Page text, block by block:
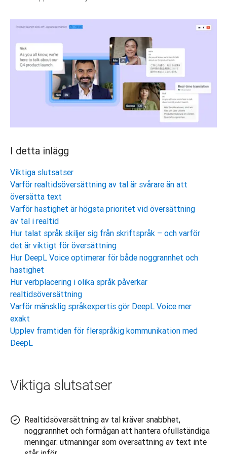
I detta inlägg
Viktiga slutsatser
Varför realtidsöversättning av tal är svårare än att
översätta text
Varför hastighet är högsta prioritet vid översättning
av tal i realtid
Hur talat språk skiljer sig från skriftspråk – och varför
det är viktigt för översättning
Hur DeepL Voice optimerar för både noggrannhet och
hastighet
Hur verbplacering i olika språk påverkar
realtidsöversättning
Varför mänsklig språkexpertis gör DeepL Voice mer
exakt
Upplev framtiden för flerspråkig kommunikation med
DeepL
Viktiga slutsatser
Realtidsöversättning av tal kräver snabbhet,
noggrannhet och förmågan att hantera ofullständiga
meningar: utmaningar som översättning av text inte